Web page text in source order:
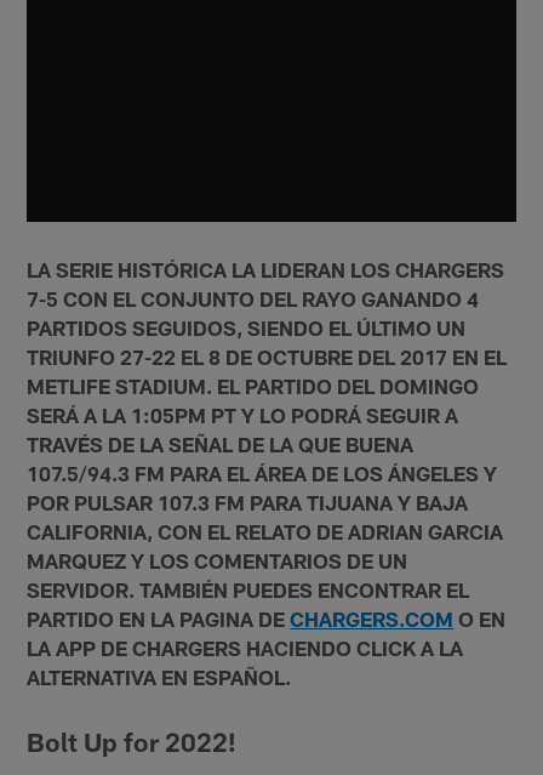
LA SERIE HISTÓRICA LA LIDERAN LOS CHARGERS
7-5 CON EL CONJUNTO DEL RAYO GANANDO 4
PARTIDOS SEGUIDOS, SIENDO EL ÚLTIMO UN
TRIUNFO 27-22 EL 8 DE OCTUBRE DEL 2017 EN EL
METLIFE STADIUM. EL PARTIDO DEL DOMINGO
SERÁ A LA 1:05PM PT Y LO PODRÁ SEGUIR A
TRAVÉS DE LA SEÑAL DE LA QUE BUENA
107.5/94.3 FM PARA EL ÁREA DE LOS ÁNGELES Y
POR PULSAR 107.3 FM PARA TIJUANA Y BAJA
CALIFORNIA, CON EL RELATO DE ADRIAN GARCIA
MARQUEZ Y LOS COMENTARIOS DE UN
SERVIDOR. TAMBIÉN PUEDES ENCONTRAR EL
PARTIDO EN LA PAGINA DECHARGERS.COM O EN
LA APP DE CHARGERS HACIENDO CLICK A LA
ALTERNATIVA EN ESPAÑOL.
Bolt Up for 2022!